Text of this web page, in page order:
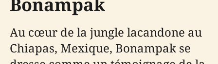
Au cœur de la jungle lacandone au
Chiapas, Mexique, Bonampak se